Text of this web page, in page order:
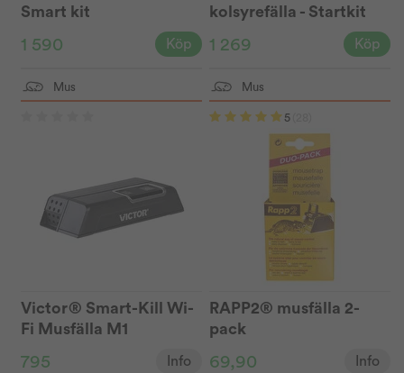
Smart kit
1 590 Köp
kolsyrefälla - Startkit
1 269 Köp
Mus
Victor® Smart-Kill Wi-
Fi Musfälla M1
795 Info
Mus
5
RAPP2® musfälla 2-
pack
69,90 Info